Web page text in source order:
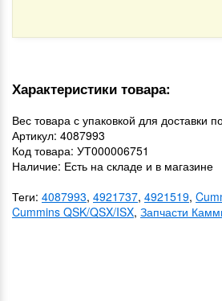
Характеристики товара:
Вес товара с упаковкой для доставки
Артикул: 4087993
Код товара: УТ000006751
Наличие: Есть на складе и в магазине
Теги: 4087993, 4921737, 4921519,
Cummins QSK/QSX/ISX, Запчасти